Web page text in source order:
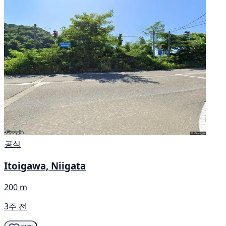
공식
Itoigawa, Niigata
200 m
3주 전